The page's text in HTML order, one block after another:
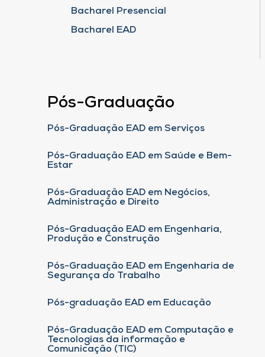
Bacharel Presencial
Bacharel EAD
Pós-Graduação
Pós-Graduação EAD em Serviços
Pós-Graduação EAD em Saúde e Bem-
Estar
Pós-Graduação EAD em Negócios,
Administração e Direito
Pós-Graduação EAD em Engenharia,
Produção e Construção
Pós-Graduação EAD em Engenharia de
Segurança do Trabalho
Pós-graduação EAD em Educação
Pós-Graduação EAD em Computação e
Tecnologias da informação e
Comunicação (TIC)